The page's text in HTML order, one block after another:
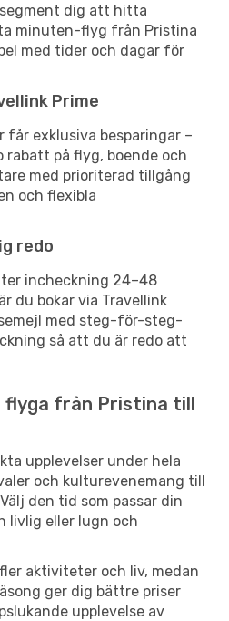
dig att hitta
minuten-flyg från Pristina
med tider och dagar för
Prime
får exklusiva besparingar –
på flyg, boende och
med prioriterad tillgång
och flexibla
redo
incheckning 24–48
du bokar via Travellink
med steg-för-steg-
så att du är redo att
från Pristina till
upplevelser under hela
och kulturevenemang till
den tid som passar din
livlig eller lugn och
aktiviteter och liv, medan
ger dig bättre priser
upplevelse av